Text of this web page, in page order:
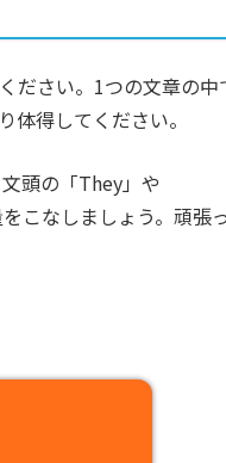
ださい。1つの文章の中
得してください。
頭の「They」や
こなしましょう。頑張